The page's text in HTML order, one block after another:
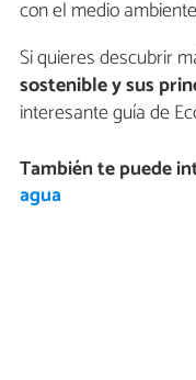
con el medio
Si quieres descubrir
sostenible y sus
interesante guía de
También te puede
agua